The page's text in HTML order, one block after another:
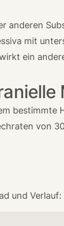
anderen
mit
ein
von
und Verlauf: